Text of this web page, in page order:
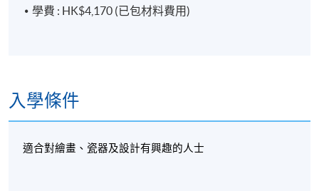
學費 : HK$4,170 (已包材料費用)
入學條件
適合對繪畫、瓷器及設計有興趣的人士